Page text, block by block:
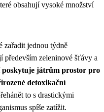
obsahují vysoké množství
zařadit jednou týdně
především zeleninové šťávy a
poskytuje játrům prostor pro
detoxikační
to s drastickými
spíše zatížit.